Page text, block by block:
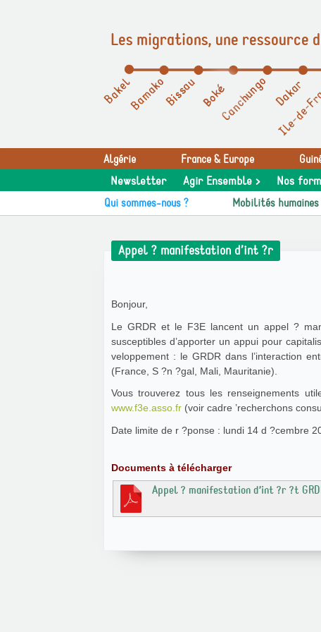
Les migrations, une
Algérie France & Europe
Newsletter Agir Ensemble > Nos
Qui sommes-nous ? Mobilités humaines
Appel ? manifestation d’int ?r
Bonjour,
Le GRDR et le F3E lancent un appel ?
susceptibles d’apporter un appui pour
veloppement : le GRDR dans l’interaction
(France, S ?n ?gal, Mali, Mauritanie).
www.f3e.asso.fr (voir cadre ’recherchons
Date limite de r ?ponse : lundi 14 d ?cembre
Documents à télécharger
Appel ? manifestation d’int ?r ?t